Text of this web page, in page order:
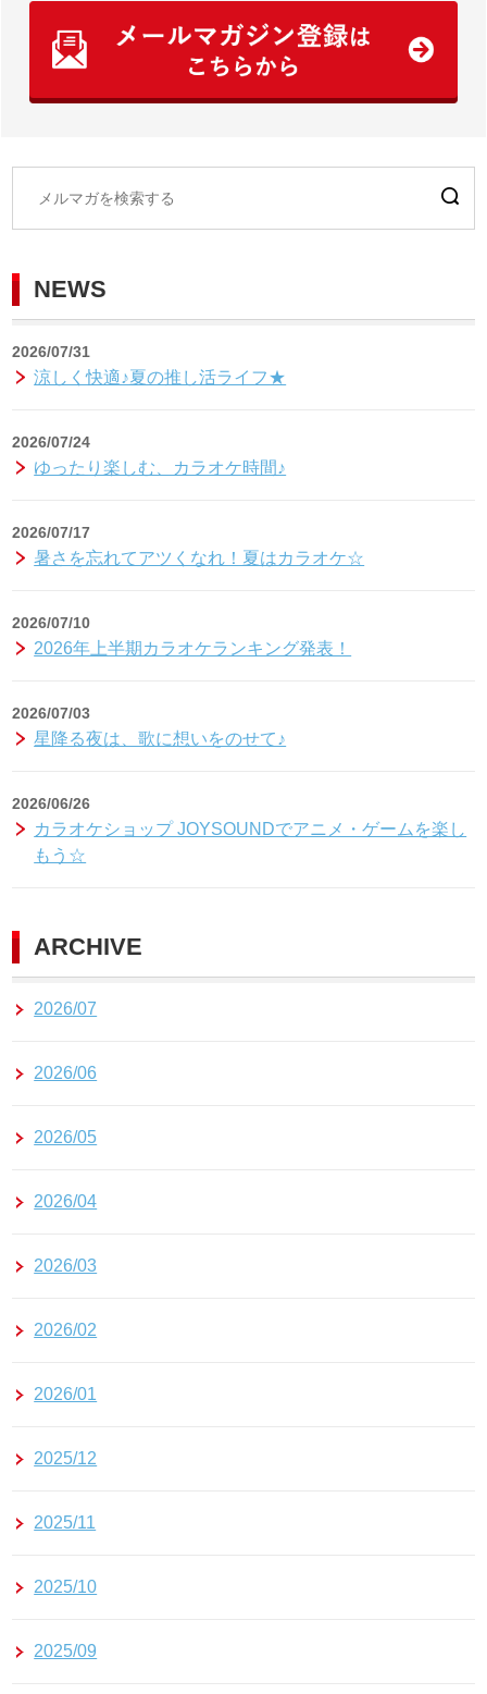
NEWS
2026/07/31
涼しく快適♪夏の推し活ライフ★
2026/07/24
ゆったり楽しむ、カラオケ時間♪
2026/07/17
暑さを忘れてアツくなれ！夏はカラオケ☆
2026/07/10
2026年上半期カラオケランキング発表！
2026/07/03
星降る夜は、歌に想いをのせて♪
2026/06/26
カラオケショップ JOYSOUNDでアニメ・ゲームを楽し
もう☆
ARCHIVE
2026/07
2026/06
2026/05
2026/04
2026/03
2026/02
2026/01
2025/12
2025/11
2025/10
2025/09